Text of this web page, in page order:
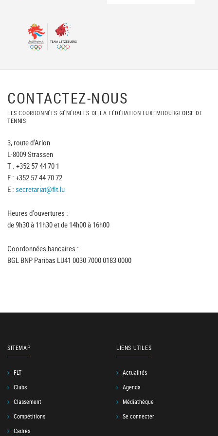
CONTACTEZ-NOUS
LES COORDONNÉES GÉNÉRALES DE LA FÉDÉRATION LUXEMBOURGEOISE DE
TENNIS
3, route d'Arlon
L-8009 Strassen
T : +352 57 44 70 1
F : +352 57 44 70 72
E : secretariat@flt.lu
Heures d'ouvertures :
de 9h30 à 11h30 et de 14h00 à 16h00
Coordonnées bancaires :
BGL BNP Paribas LU41 0030 7000 0183 0000
SITEMAP
FLT
Clubs
Classement
Compétitions
Cadres
LIENS UTILES
Actualités
Agenda
Médiathèque
Se connecter